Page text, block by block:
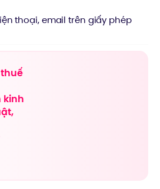
thoại, email trên giấy phép
kinh